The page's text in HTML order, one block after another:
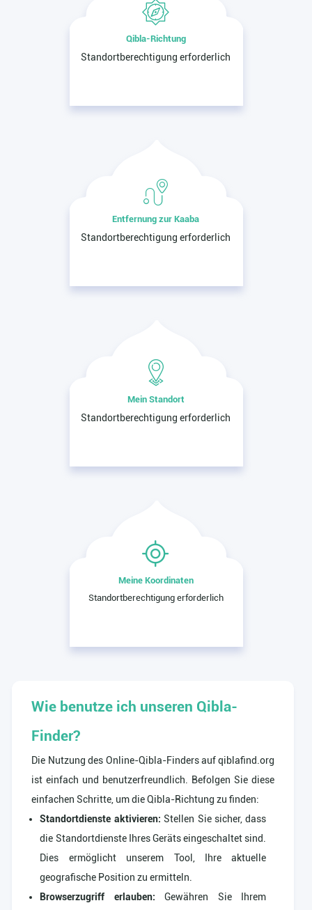
Qibla-Richtung
Standortberechtigung erforderlich
Entfernung zur Kaaba
Standortberechtigung erforderlich
Mein Standort
Standortberechtigung erforderlich
Meine Koordinaten
Standortberechtigung erforderlich
Wie benutze ich unseren Qibla-
Finder?
Die Nutzung des Online-Qibla-Finders auf qiblafind.org
ist einfach und benutzerfreundlich. Befolgen Sie diese
einfachen Schritte, um die Qibla-Richtung zu finden:
Standortdienste aktivieren: Stellen Sie sicher, dass
die Standortdienste Ihres Geräts eingeschaltet sind.
Dies ermöglicht unserem Tool, Ihre aktuelle
geografische Position zu ermitteln.
Browserzugriff erlauben: Gewähren Sie Ihrem